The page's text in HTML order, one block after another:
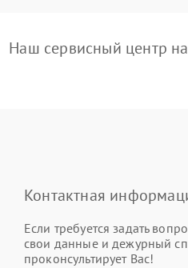
Наш сервисный центр
Контактная
Если требуется задать
свои данные и дежурный
проконсультирует Вас!